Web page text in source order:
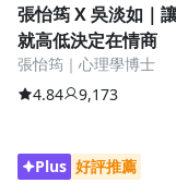
張怡筠 X 吳淡如｜
就高低決定在情商
張怡筠｜心理學博士
4.84
9,173
Plus 好評推薦